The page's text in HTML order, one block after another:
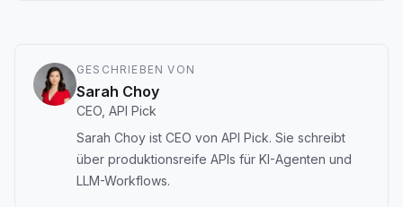
GESCHRIEBEN VON
Sarah Choy
CEO, API Pick
Sarah Choy ist CEO von API Pick. Sie schreibt
über produktionsreife APIs für KI-Agenten und
LLM-Workflows.